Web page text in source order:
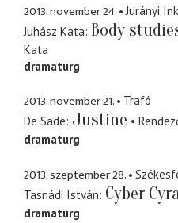
2013. november 24.
Jurányi
Juhász Kata Body
Kata
dramaturg
2013. november 21.
Trafó
De Sade Justine
dramaturg
2013. szeptember 28.
Tasnádi István Cyber
dramaturg